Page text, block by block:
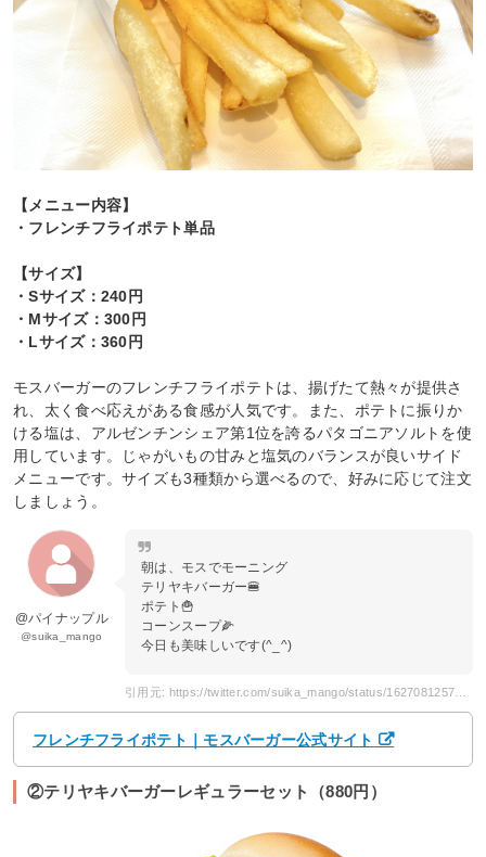
【メニュー内容】
・フレンチフライポテト単品
【サイズ】
・Sサイズ：240円
・Mサイズ：300円
・Lサイズ：360円
モスバーガーのフレンチフライポテトは、揚げたて熱々が提供さ
れ、太く食べ応えがある食感が人気です。また、ポテトに振りか
ける塩は、アルゼンチンシェア第1位を誇るパタゴニアソルトを使
用しています。じゃがいもの甘みと塩気のバランスが良いサイド
メニューです。サイズも3種類から選べるので、好みに応じて注文
しましょう。
@パイナップル
@suika_mango
朝は、モスでモーニング
テリヤキバーガー🍔
ポテト🍟
コーンスープ🌽
今日も美味しいです(^_^)
フレンチフライポテト｜モスバーガー公式サイト
②テリヤキバーガーレギュラーセット（880円）